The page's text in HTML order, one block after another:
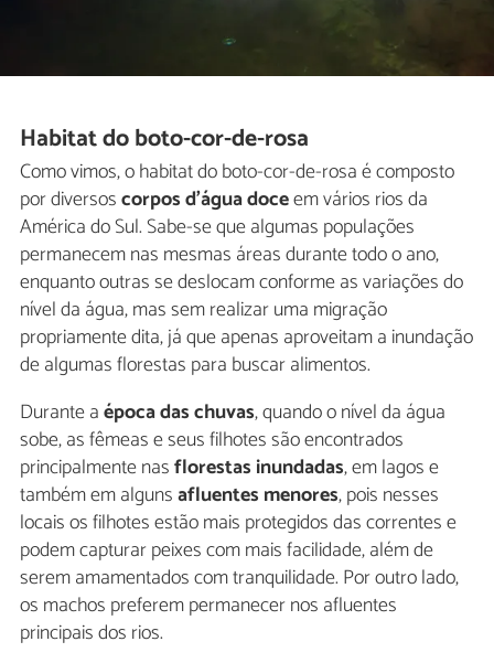
Habitat do boto-cor-de-rosa
Como vimos, o habitat do boto-cor-de-rosa é composto
por diversoscorpos d'água doceem vários rios da
América do Sul. Sabe-se que algumas populações
permanecem nas mesmas áreas durante todo o ano,
enquanto outras se deslocam conforme as variações do
nível da água, mas sem realizar uma migração
propriamente dita, já que apenas aproveitam a inundação
de algumas florestas para buscar alimentos.
Durante aépoca das chuvas, quando o nível da água
sobe, as fêmeas e seus filhotes são encontrados
principalmente nasflorestas inundadas, em lagos e
também em algunsafluentes menores, pois nesses
locais os filhotes estão mais protegidos das correntes e
podem capturar peixes com mais facilidade, além de
serem amamentados com tranquilidade. Por outro lado,
os machos preferem permanecer nos afluentes
principais dos rios.